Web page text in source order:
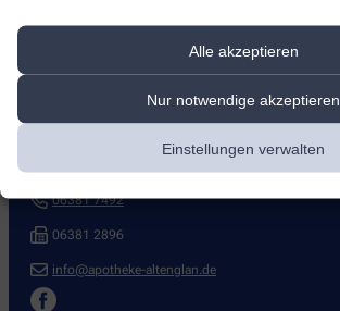
Alle akzeptieren
Nur notwendige akzeptieren
Einstellungen verwalten
Kontakt
Bahnhofstr. 34,66885 Altenglan
06381 7492
06381 2896
info@apotheke-altenglan.de